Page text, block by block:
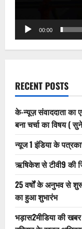
जारी
करेगी
00:00
RECENT POSTS
के-न्यूज़ संवाददाता
बना चर्चा का विषय (
न्यूज 1 इंडिया के
ऋषिकेश से टीवी9 की
25 वर्षों के अनुभव से
का हुआ शुभारंभ
भड़ास2मीडिया की